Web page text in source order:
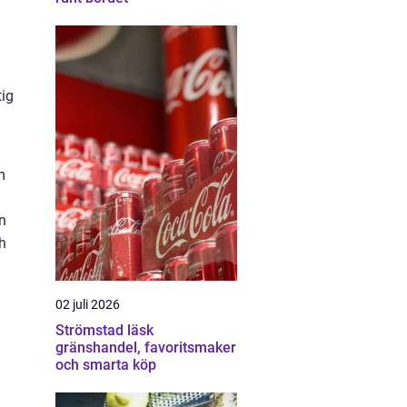
02 juli 2026
Strömstad läsk
gränshandel, favoritsmaker
och smarta köp